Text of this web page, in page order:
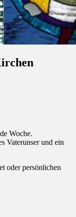
Woche.
Vaterunser und ein
oder persönlichen